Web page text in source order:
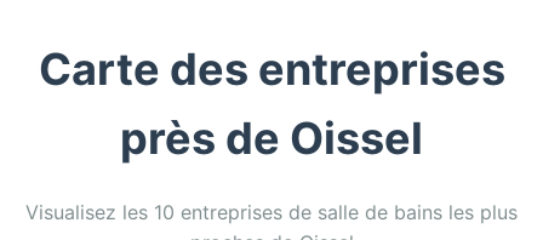
Carte des entreprises
près de Oissel
Visualisez les 10 entreprises de salle de bains les plus